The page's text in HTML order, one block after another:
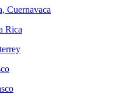
Cuernavaca
Rica